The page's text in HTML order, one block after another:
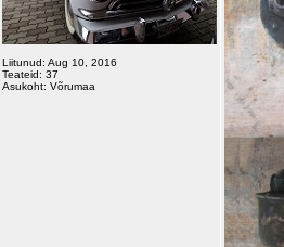
Liitunud: Aug 10, 2016
Teateid: 37
Asukoht: Võrumaa